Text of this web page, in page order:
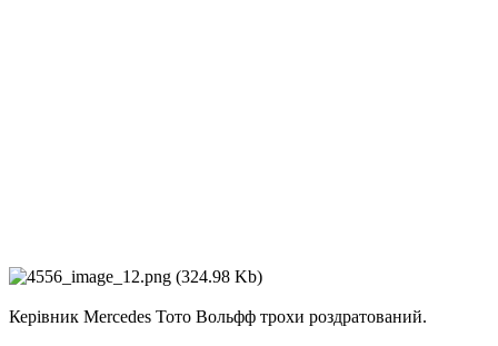
Керівник Mercedes Тото Вольфф трохи роздратований.